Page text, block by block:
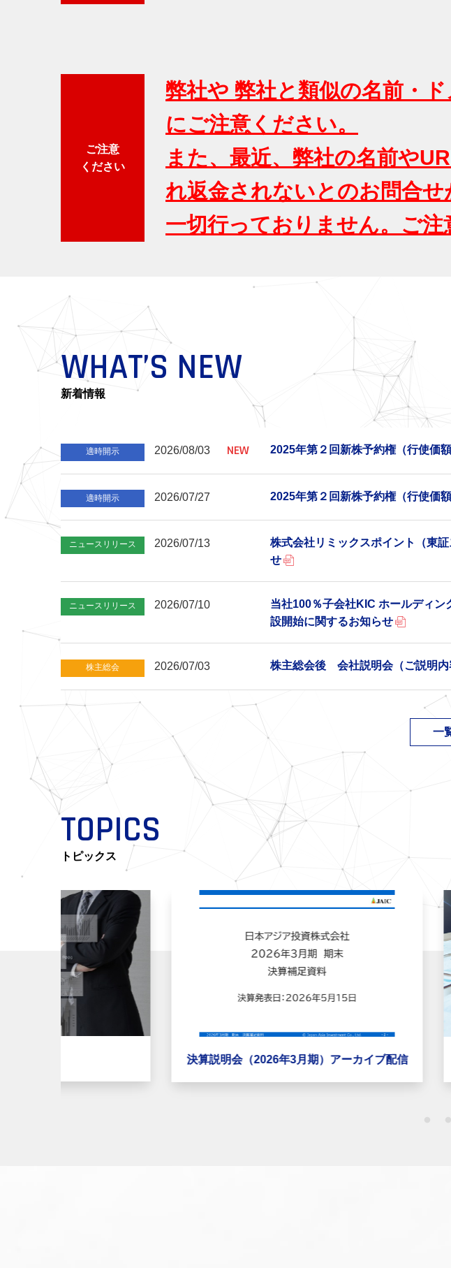
ご注意
ください
弊社や 弊社と類似の名前・
にご注意ください。
また、最近、弊社の名前や
れ返金されないとのお問合
一切行っておりません。ご注
WHAT’S NEW
新着情報
適時開示 2026/08/03 NEW 2025年第２回新株予約権（行使価
適時開示 2026/07/27 2025年第２回新株予約権（行使価
ニュースリリース 2026/07/13
株式会社リミックスポイント（東
せ
ニュースリリース 2026/07/10
当社100％子会社KIC ホールディ
設開始に関するお知らせ
株主総会 2026/07/03 株主総会後 会社説明会（ご説明内
一
TOPICS
トピックス
決算説明会（2026年3月期）アーカイブ配信 最新IR資